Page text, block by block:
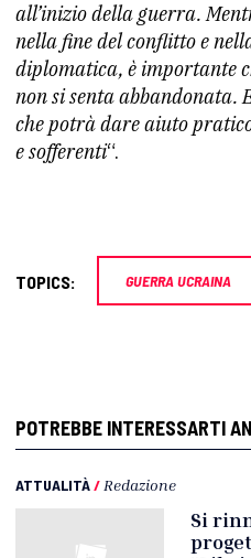
all’inizio della guerra.
nella fine del conflitto e
diplomatica, è importante
non si senta abbandonata.
che potrà dare aiuto
e sofferenti“.
TOPICS: GUERRA UCRAINA
POTREBBE INTERESSARTI
ATTUALITÀ/ Redazione
Si